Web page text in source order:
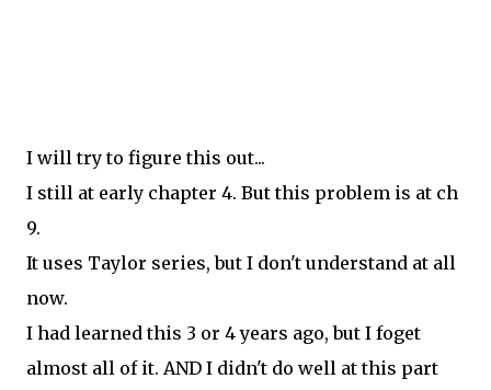
I will try to figure this out...
I still at early chapter 4. But this problem is at ch
9.
It uses Taylor series, but I don't understand at all
now.
I had learned this 3 or 4 years ago, but I foget
almost all of it. AND I didn't do well at this part